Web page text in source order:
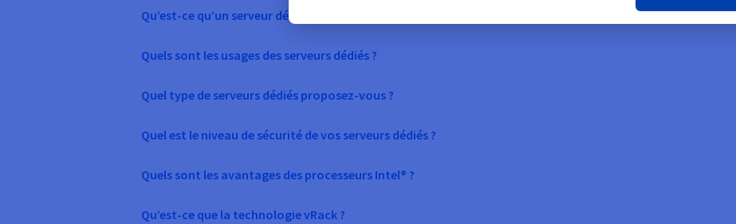
Qu’est-ce qu’un serveur dédié ?
Quels sont les usages des serveurs dédiés ?
Quel type de serveurs dédiés proposez-vous ?
Quel est le niveau de sécurité de vos serveurs dédiés ?
Quels sont les avantages des processeurs Intel® ?
Qu’est-ce que la technologie vRack ?